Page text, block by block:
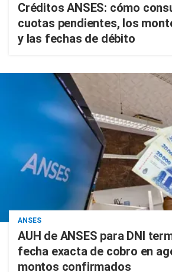
Créditos ANSES: cómo
cuotas pendientes, los
y las fechas de débito
ANSES
AUH de ANSES para DNI
fecha exacta de cobro en
montos confirmados